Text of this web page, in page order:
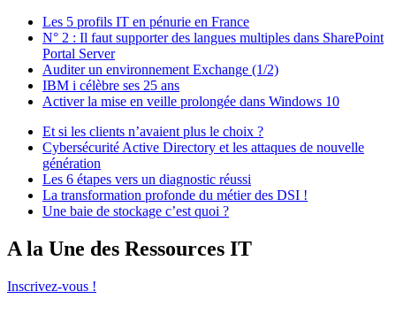
Les 5 profils IT en pénurie en France
N° 2 : Il faut supporter des langues multiples dans SharePoint
Portal Server
Auditer un environnement Exchange (1/2)
IBM i célèbre ses 25 ans
Activer la mise en veille prolongée dans Windows 10
Et si les clients n’avaient plus le choix ?
Cybersécurité Active Directory et les attaques de nouvelle
génération
Les 6 étapes vers un diagnostic réussi
La transformation profonde du métier des DSI !
Une baie de stockage c’est quoi ?
A la Une des Ressources IT
Inscrivez-vous !